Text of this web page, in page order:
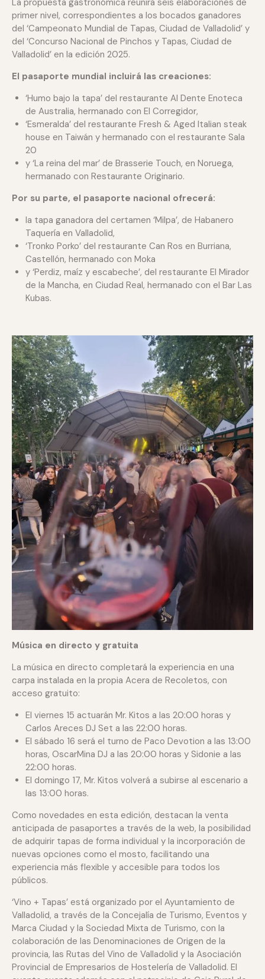
primer nivel, correspondientes a los bocados ganadores
del ‘Campeonato Mundial de Tapas, Ciudad de Valladolid’ y
del ‘Concurso Nacional de Pinchos y Tapas, Ciudad de
Valladolid’ en la edición 2025.
El pasaporte mundial incluirá las creaciones:
‘Humo bajo la tapa’ del restaurante Al Dente Enoteca
de Australia, hermanado con El Corregidor,
‘Esmeralda’ del restaurante Fresh & Aged Italian steak
house en Taiwán y hermanado con el restaurante Sala
20
y ‘La reina del mar’ de Brasserie Touch, en Noruega,
hermanado con Restaurante Originario.
Por su parte, el pasaporte nacional ofrecerá:
la tapa ganadora del certamen ‘Milpa’, de Habanero
Taquería en Valladolid,
‘Tronko Porko’ del restaurante Can Ros en Burriana,
Castellón, hermanado con Moka
y ‘Perdiz, maíz y escabeche’, del restaurante El Mirador
de la Mancha, en Ciudad Real, hermanado con el Bar Las
Kubas.
Música en directo y gratuita
La música en directo completará la experiencia en una
carpa instalada en la propia Acera de Recoletos, con
acceso gratuito:
El viernes 15 actuarán Mr. Kitos a las 20:00 horas y
Carlos Areces DJ Set a las 22:00 horas.
El sábado 16 será el turno de Paco Devotion a las 13:00
horas, OscarMina DJ a las 20:00 horas y Sidonie a las
22:00 horas.
El domingo 17, Mr. Kitos volverá a subirse al escenario a
las 13:00 horas.
Como novedades en esta edición, destacan la venta
anticipada de pasaportes a través de la web, la posibilidad
de adquirir tapas de forma individual y la incorporación de
nuevas opciones como el mosto, facilitando una
experiencia más flexible y accesible para todos los
públicos.
‘Vino + Tapas’ está organizado por el Ayuntamiento de
Valladolid, a través de la Concejalía de Turismo, Eventos y
Marca Ciudad y la Sociedad Mixta de Turismo, con la
colaboración de las Denominaciones de Origen de la
provincia, las Rutas del Vino de Valladolid y la Asociación
Provincial de Empresarios de Hostelería de Valladolid. El